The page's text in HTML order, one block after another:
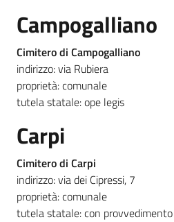
Campogalliano
Cimitero di Campogalliano
indirizzo: via Rubiera
proprietà: comunale
tutela statale: ope legis
Carpi
Cimitero di Carpi
indirizzo: via dei Cipressi, 7
proprietà: comunale
tutela statale: con provvedimento